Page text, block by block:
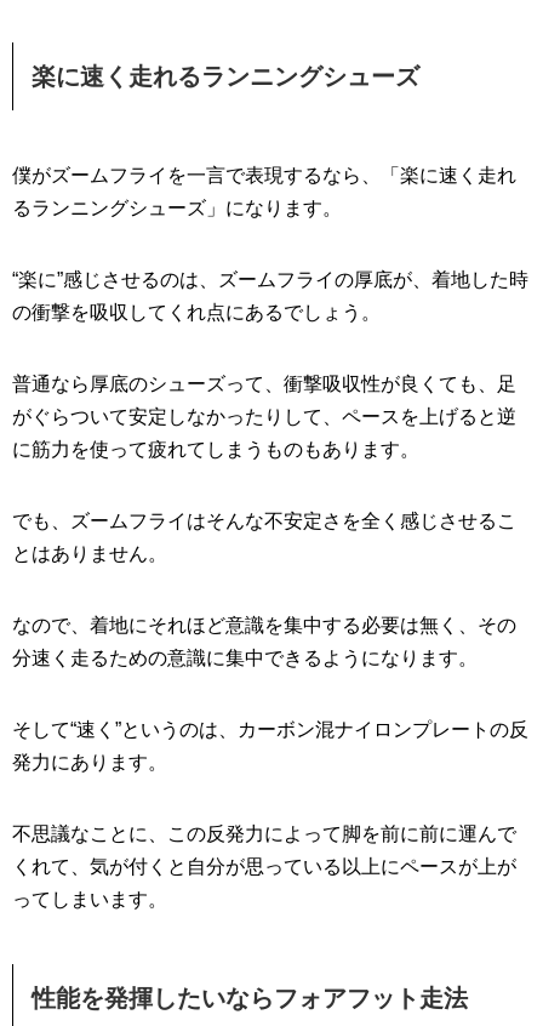
楽に速く走れるランニングシューズ
僕がズームフライを一言で表現するなら、「楽に速く走れ
るランニングシューズ」になります。
“楽に”感じさせるのは、ズームフライの厚底が、着地した時
の衝撃を吸収してくれ点にあるでしょう。
普通なら厚底のシューズって、衝撃吸収性が良くても、足
がぐらついて安定しなかったりして、ペースを上げると逆
に筋力を使って疲れてしまうものもあります。
でも、ズームフライはそんな不安定さを全く感じさせるこ
とはありません。
なので、着地にそれほど意識を集中する必要は無く、その
分速く走るための意識に集中できるようになります。
そして“速く”というのは、カーボン混ナイロンプレートの反
発力にあります。
不思議なことに、この反発力によって脚を前に前に運んで
くれて、気が付くと自分が思っている以上にペースが上が
ってしまいます。
性能を発揮したいならフォアフット走法